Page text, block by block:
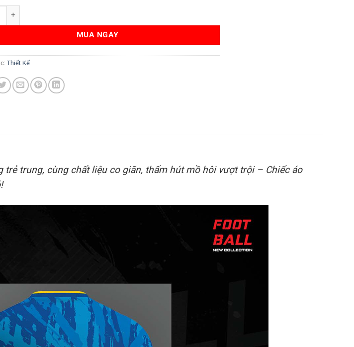
đá thiết kế màu xanh dương phối vàng - Hot trend 2025 số lượng
MUA NGAY
Thiết Kế
trung, cùng chất liệu co giãn, thấm hút mồ hôi vượt trội – Chiếc áo